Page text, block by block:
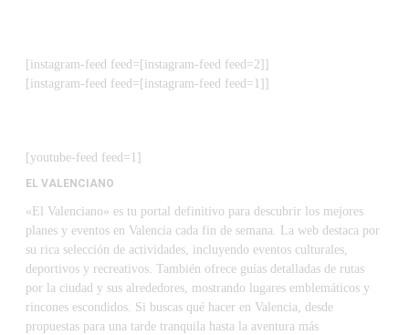
[instagram-feed feed=[instagram-feed feed=2]]
[instagram-feed feed=[instagram-feed feed=1]]
[youtube-feed feed=1]
EL VALENCIANO
«El Valenciano» es tu portal definitivo para descubrir los mejores
planes y eventos en Valencia cada fin de semana. La web destaca por
su rica selección de actividades, incluyendo eventos culturales,
deportivos y recreativos. También ofrece guías detalladas de rutas
por la ciudad y sus alrededores, mostrando lugares emblemáticos y
rincones escondidos. Si buscas qué hacer en Valencia, desde
propuestas para una tarde tranquila hasta la aventura más